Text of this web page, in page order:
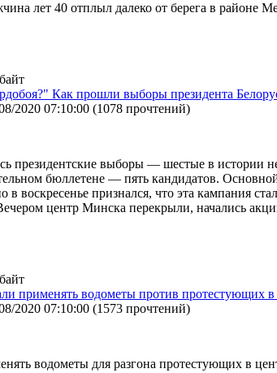
лет 40 отплыл далеко от берега в районе
Как прошли выборы президента
2020 07:10:00 (1078 прочтений)
президентские выборы — шестые в истории
бюллетене — пять кандидатов.
в воскресенье признался, что эта кампания
центр Минска перекрыли, начались
применять водометы против протестующих
2020 07:10:00 (1573 прочтений)
водометы для разгона протестующих в